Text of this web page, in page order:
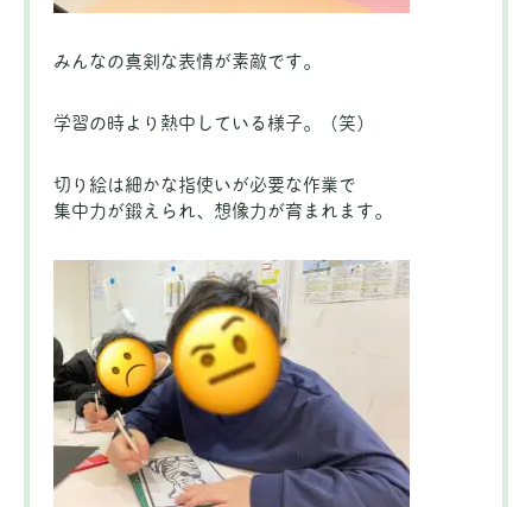
みんなの真剣な表情が素敵です。
学習の時より熱中している様子。（笑）
切り絵は細かな指使いが必要な作業で
集中力が鍛えられ、想像力が育まれます。